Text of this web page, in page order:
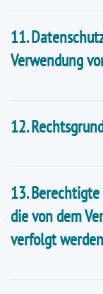
11.
Verwendung
12.
13.
die von dem
verfolgt werden